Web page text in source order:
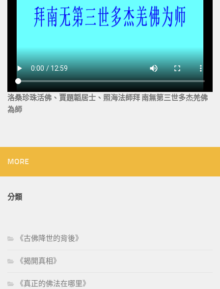
洛桑珍珠活佛、賈題韜居士、照海法師拜 南無第三世多杰羌佛
為師
MORE
分類
《古佛降世的背後》
《揭開真相》
《真正的佛法在哪里》